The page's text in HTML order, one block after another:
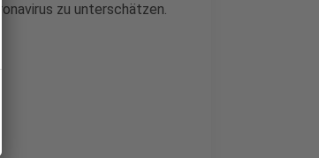
zu unterschätzen.